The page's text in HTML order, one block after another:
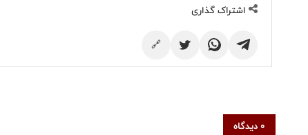
اشتراک گذاری
🔗
0 دیدگاه